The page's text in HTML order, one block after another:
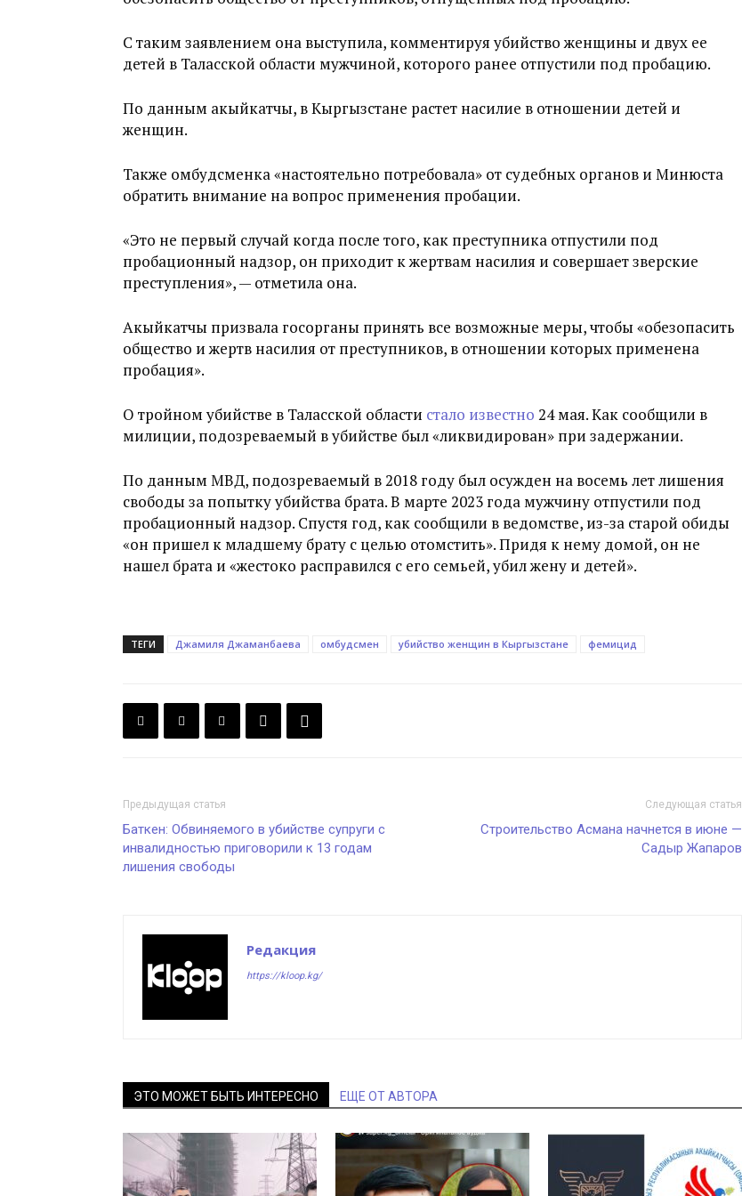
С таким заявлением она выступила, комментируя убийство женщины и двух ее
детей в Таласской области мужчиной, которого ранее отпустили под пробацию.
По данным акыйкатчы, в Кыргызстане растет насилие в отношении детей и
женщин.
Также омбудсменка «настоятельно потребовала» от судебных органов и Минюста
обратить внимание на вопрос применения пробации.
«Это не первый случай когда после того, как преступника отпустили под
пробационный надзор, он приходит к жертвам насилия и совершает зверские
преступления», — отметила она.
Акыйкатчы призвала госорганы принять все возможные меры, чтобы «обезопасить
общество и жертв насилия от преступников, в отношении которых применена
пробация».
О тройном убийстве в Таласской области стало известно 24 мая. Как сообщили в
милиции, подозреваемый в убийстве был «ликвидирован» при задержании.
По данным МВД, подозреваемый в 2018 году был осужден на восемь лет лишения
свободы за попытку убийства брата. В марте 2023 года мужчину отпустили под
пробационный надзор. Спустя год, как сообщили в ведомстве, из-за старой обиды
«он пришел к младшему брату с целью отомстить». Придя к нему домой, он не
нашел брата и «жестоко расправился с его семьей, убил жену и детей».
ТЕГИ Джамиля Джаманбаева омбудсмен убийство женщин в Кыргызстане фемицид
Предыдущая статья
Баткен: Обвиняемого в убийстве супруги с
инвалидностью приговорили к 13 годам
лишения свободы
Следующая статья
Строительство Асмана начнется в июне —
Садыр Жапаров
Редакция
https://kloop.kg/
ЭТО МОЖЕТ БЫТЬ ИНТЕРЕСНО ЕЩЕ ОТ АВТОРА